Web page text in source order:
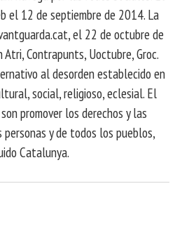
el 12 de septiembre de 2014. La
el 22 de octubre de
Atri, Contrapunts, Uoctubre, Groc.
al desorden establecido en
social, religioso, eclesial. El
promover los derechos y las
y de todos los pueblos,
Catalunya.